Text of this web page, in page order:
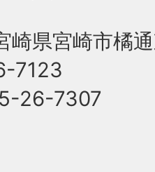
県宮崎市橘通
7123
26-7307